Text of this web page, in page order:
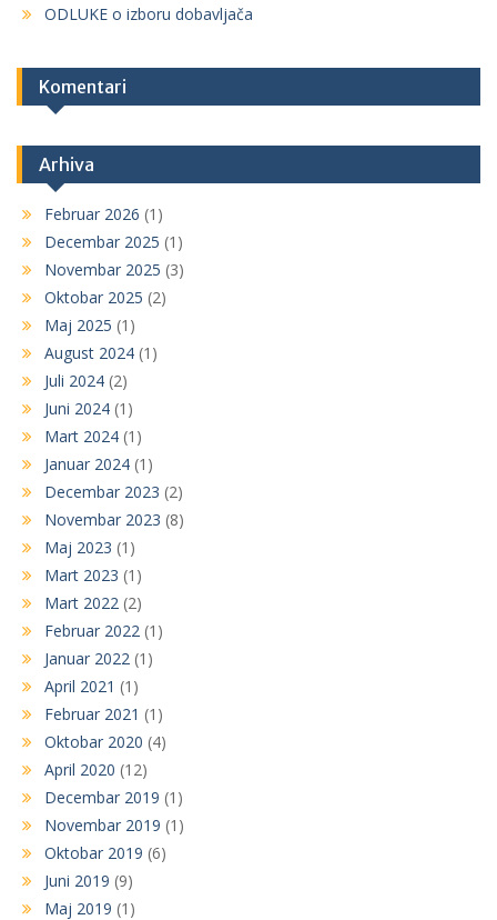
ODLUKE o izboru dobavljača
Komentari
Arhiva
Februar 2026 (1)
Decembar 2025 (1)
Novembar 2025 (3)
Oktobar 2025 (2)
Maj 2025 (1)
August 2024 (1)
Juli 2024 (2)
Juni 2024 (1)
Mart 2024 (1)
Januar 2024 (1)
Decembar 2023 (2)
Novembar 2023 (8)
Maj 2023 (1)
Mart 2023 (1)
Mart 2022 (2)
Februar 2022 (1)
Januar 2022 (1)
April 2021 (1)
Februar 2021 (1)
Oktobar 2020 (4)
April 2020 (12)
Decembar 2019 (1)
Novembar 2019 (1)
Oktobar 2019 (6)
Juni 2019 (9)
Maj 2019 (1)